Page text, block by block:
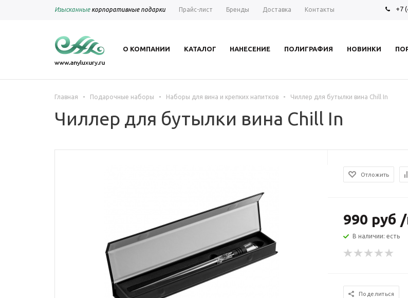
Изысканныекорпоративные подарки Прайс-лист Бренды Доставка Контакты +7
О КОМПАНИИ КАТАЛОГ НАНЕСЕНИЕ ПОЛИГРАФИЯ НОВИНКИ
Главная - Подарочные наборы - Наборы для вина и крепких напитков - Чиллер для бутылки вина Chill In
Чиллер для бутылки вина Chill In
Отложить
990 руб
В наличии: есть
Поделиться